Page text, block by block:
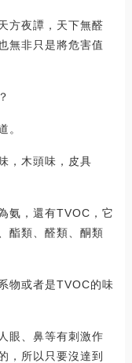
方夜譚，天下無醛
無非只是將危害值
。
，木頭味，皮具
氨，還有TVOC，它
酯類、醛類、酮類
物或者是TVOC的味
眼、鼻等有刺激作
，所以只要沒達到